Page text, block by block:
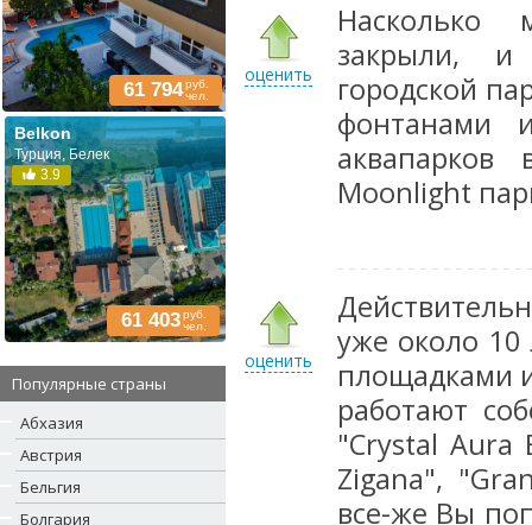
61 794руб.
чел.
Belkon
Турция, Белек
3.9
61 403руб.
чел.
Популярные страны
Абхазия
Австрия
Бельгия
Болгария
оценить
Насколько
закрыли, и
городской
фонтанами
Moonlight
оценить
уже около 10
площадками
работают
"Crystal Aura
Zigana",
все-же Вы